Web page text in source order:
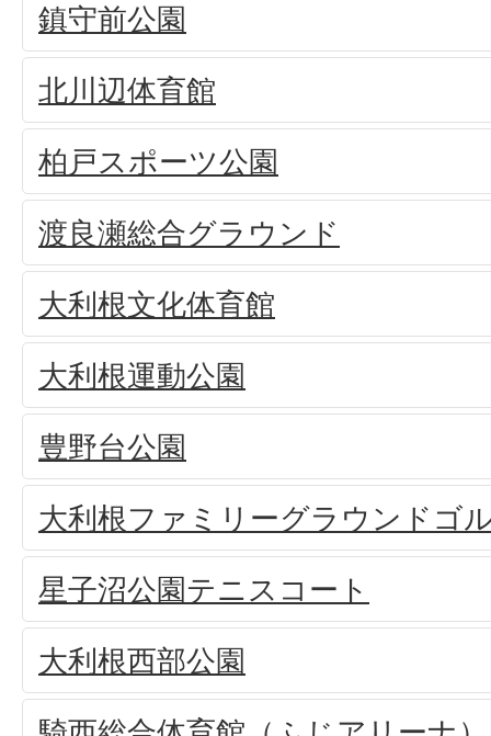
鎮守前公園
北川辺体育館
柏戸スポーツ公園
渡良瀬総合グラウンド
大利根文化体育館
大利根運動公園
豊野台公園
大利根ファミリーグラウンドゴ
星子沼公園テニスコート
大利根西部公園